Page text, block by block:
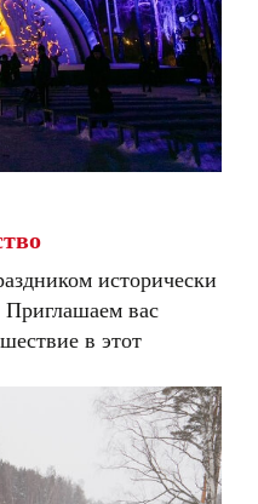
исторически
вас
в этот